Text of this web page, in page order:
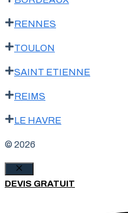
RENNES
TOULON
SAINT ETIENNE
REIMS
LE HAVRE
© 2026
Fermer
DEVIS GRATUIT